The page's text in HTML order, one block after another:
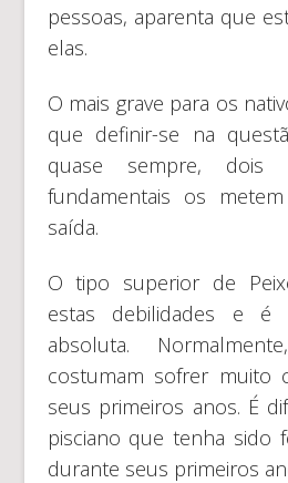
pessoas, aparenta que
elas.
O mais grave para os
que definir-se na
quase sempre, dois
fundamentais os
saída.
O tipo superior de
estas debilidades e é
absoluta.
costumam sofrer muito
seus primeiros anos. É
pisciano que tenha sido
durante seus primeiros